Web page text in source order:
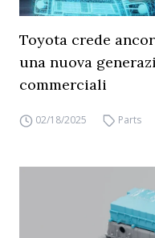
Toyota crede
una nuova
commerciali
02/18/2025 Parts